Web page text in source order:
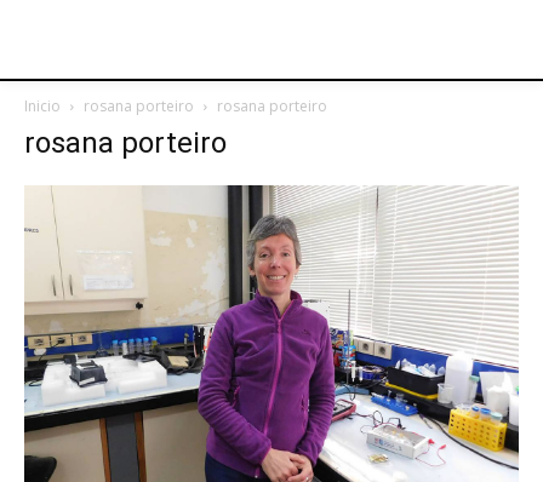
Inicio rosana porteiro rosana porteiro
rosana porteiro